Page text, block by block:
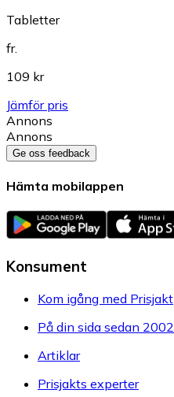
Tabletter
fr.
109 kr
Jämför pris
Annons
Annons
Ge oss feedback
Hämta mobilappen
Konsument
Kom igång med Prisjakt
På din sida sedan 2002
Artiklar
Prisjakts experter